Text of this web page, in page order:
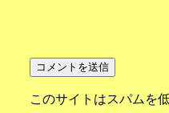
このサイトはスパムを